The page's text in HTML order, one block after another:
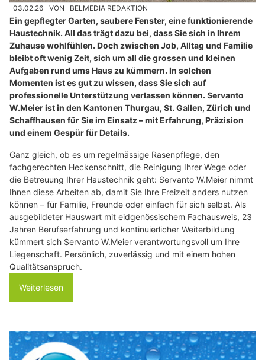
03.02.26 VON BELMEDIA REDAKTION
Ein gepflegter Garten, saubere Fenster, eine funktionierende
Haustechnik. All das trägt dazu bei, dass Sie sich in Ihrem
Zuhause wohlfühlen. Doch zwischen Job, Alltag und Familie
bleibt oft wenig Zeit, sich um all die grossen und kleinen
Aufgaben rund ums Haus zu kümmern. In solchen
Momenten ist es gut zu wissen, dass Sie sich auf
professionelle Unterstützung verlassen können. Servanto
W.Meier ist in den Kantonen Thurgau, St. Gallen, Zürich und
Schaffhausen für Sie im Einsatz – mit Erfahrung, Präzision
und einem Gespür für Details.
Ganz gleich, ob es um regelmässige Rasenpflege, den
fachgerechten Heckenschnitt, die Reinigung Ihrer Wege oder
die Betreuung Ihrer Haustechnik geht: Servanto W.Meier nimmt
Ihnen diese Arbeiten ab, damit Sie Ihre Freizeit anders nutzen
können – für Familie, Freunde oder einfach für sich selbst. Als
ausgebildeter Hauswart mit eidgenössischem Fachausweis, 23
Jahren Berufserfahrung und kontinuierlicher Weiterbildung
kümmert sich Servanto W.Meier verantwortungsvoll um Ihre
Liegenschaft. Persönlich, zuverlässig und mit einem hohen
Qualitätsanspruch.
Weiterlesen